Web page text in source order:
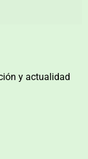
y actualidad